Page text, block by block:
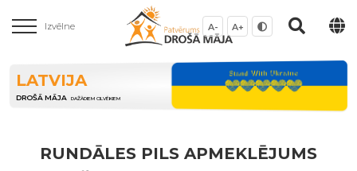
Izvēlne A- A+
LATVIJA
DROŠĀ MĀJA DAŽĀDIEM CILVĒKIEM
RUNDĀLES PILS APMEKLĒJUMS